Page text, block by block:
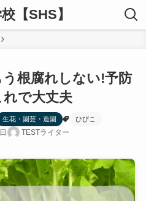
【SHS】
根腐れしない!予防
れで大丈夫
生花・園芸・造園 ひびこ
TESTライター